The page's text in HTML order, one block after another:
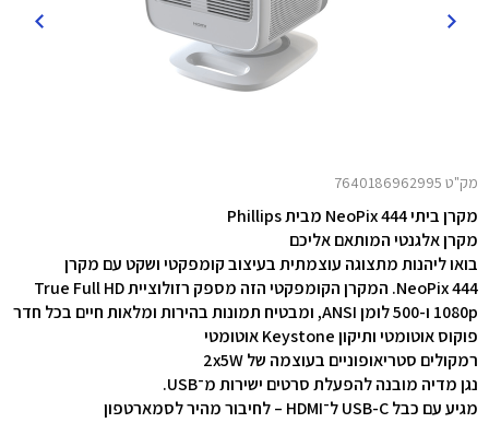
מק"ט 7640186962995
מקרן ביתי NeoPix 444 מבית Phillips
מקרן אלגנטי המותאם אליכם
בואו ליהנות מתצוגה עוצמתית בעיצוב קומפקטי ושקט עם מקרן
NeoPix 444. המקרן הקומפקטי הזה מספק רזולוציית True Full HD
1080p ו-500 לומן ANSI, ומבטיח תמונות בהירות ומלאות חיים בכל חדר
פוקוס אוטומטי ותיקון Keystone אוטומטי
רמקולים סטריאופוניים בעוצמה של 2x5W
נגן מדיה מובנה להפעלת סרטים ישירות מ־USB.
מגיע עם כבל USB-C ל־HDMI – לחיבור מהיר לסמארטפון